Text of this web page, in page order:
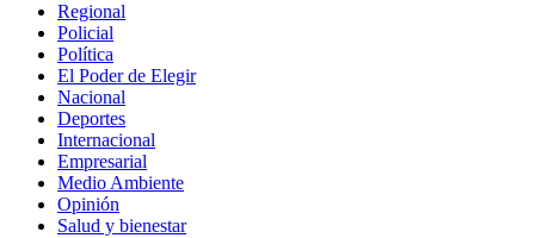
Regional
Policial
Política
El Poder de Elegir
Nacional
Deportes
Internacional
Empresarial
Medio Ambiente
Opinión
Salud y bienestar